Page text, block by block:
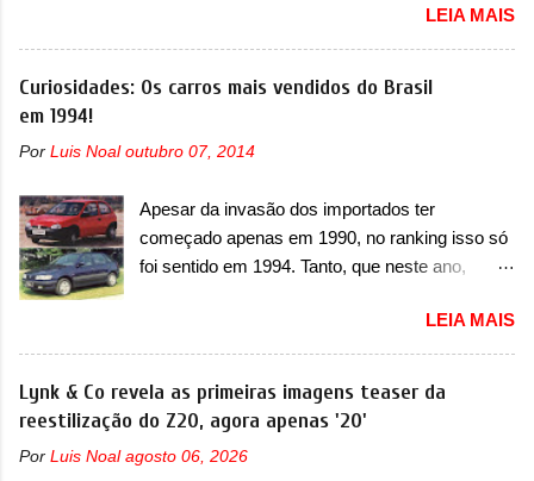
verificação e, se necessário, a substituição do
motor do ventilador HVAC (aquecimento,
ventilação e ar-condicionado). A marca também
uma sobrecarga do microprocessador do
poderá causar a perda de força motriz,
requerendo a atualização do software do
modulo de...
oficialmente a nova Strada, que aparece com
mudanças visuais e com uma nova opção de
motor. Depois da picape compacta receber o
motor 1.0 12v Turbo Flex, conhecido como
Strada soube ser mutável com avanços
importantes que a concorrência nunca
conseguiu acompanhar e agora ela abre uma
T200, que estreou nos irmãos Pulse e
Fastback. "A Fiat Strada é mais do que uma
picape, é uma verdadeira revolução no
mercado automotivo. Há alguns anos era
improvável pensar que uma picape chagaria ao
LEIA MAIS
Curiosidades: Os carros mais vendidos do Brasil
em 1994!
Por Luis Noal outubro 07, 2014
Apesar da invasão dos importados ter
começado apenas em 1990, no ranking isso só
foi sentido em 1994. Tanto, que neste ano,
começar pelo Chevrolet Corsa, o mais
destacado deles no ranking que perdurou no
nosso mercado até início de 2012 e com
certeza foi um grandioso lançamento da
Chevrolet que assustou a concorrência. Nesse
ano também era lançada a nova geração do
LEIA MAIS
Lynk & Co revela as primeiras imagens teaser da
reestilização do Z20, agora apenas '20'
Por Luis Noal agosto 06, 2026